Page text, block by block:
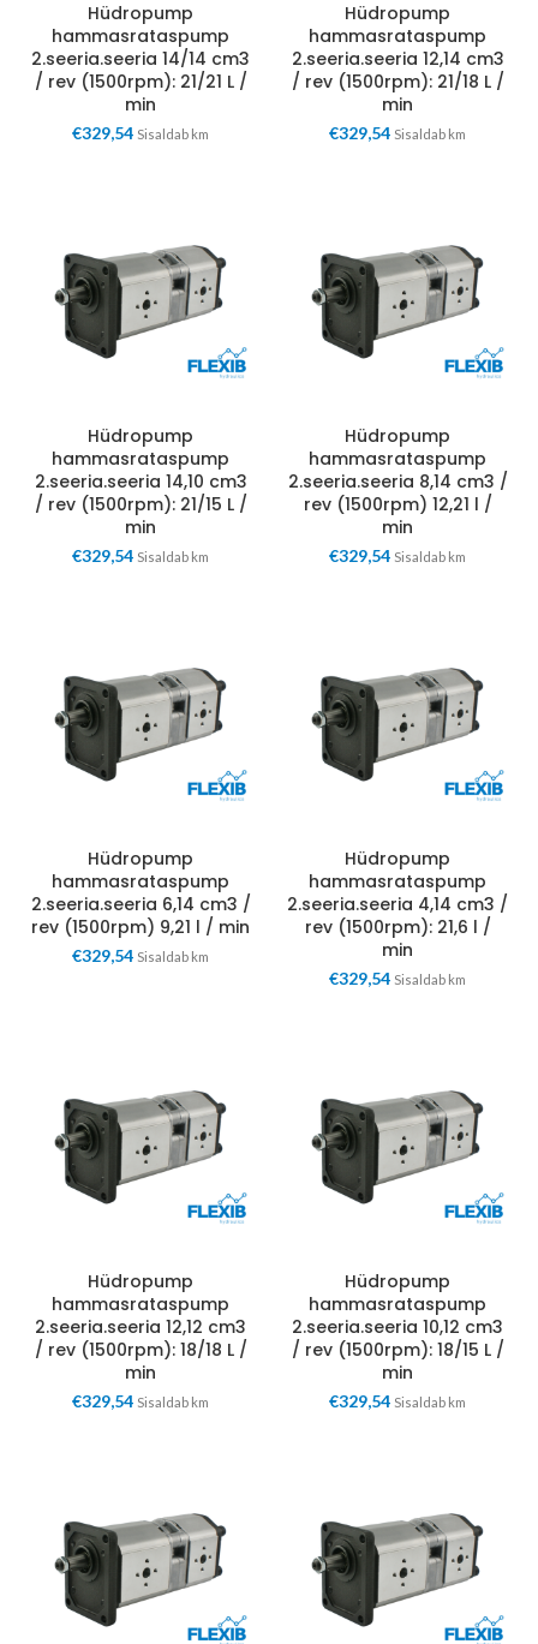
Hüdropump
hammasrataspump
2.seeria.seeria 14/14 cm3
/ rev (1500rpm): 21/21 L /
min
€329,54 Sisaldab km
Hüdropump
hammasrataspump
2.seeria.seeria 12,14 cm3
/ rev (1500rpm): 21/18 L /
min
€329,54 Sisaldab km
Hüdropump
hammasrataspump
2.seeria.seeria 14,10 cm3
/ rev (1500rpm): 21/15 L /
min
€329,54 Sisaldab km
Hüdropump
hammasrataspump
2.seeria.seeria 8,14 cm3 /
rev (1500rpm) 12,21 l /
min
€329,54 Sisaldab km
Hüdropump
hammasrataspump
2.seeria.seeria 6,14 cm3 /
rev (1500rpm) 9,21 l / min
€329,54 Sisaldab km
Hüdropump
hammasrataspump
2.seeria.seeria 4,14 cm3 /
rev (1500rpm): 21,6 l /
min
€329,54 Sisaldab km
Hüdropump
hammasrataspump
2.seeria.seeria 12,12 cm3
/ rev (1500rpm): 18/18 L /
min
€329,54 Sisaldab km
Hüdropump
hammasrataspump
2.seeria.seeria 10,12 cm3
/ rev (1500rpm): 18/15 L /
min
€329,54 Sisaldab km